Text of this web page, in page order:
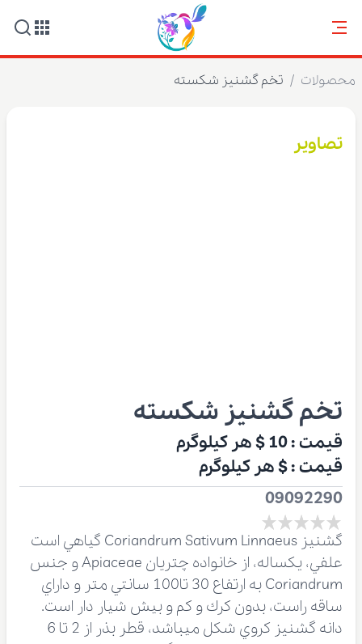
محصولات / تخم گشنیز شکسته
تصاویر
تخم گشنیز شکسته
قیمت :
هر کیلوگرم
قیمت :$هر کیلوگرم
09092290
گشنيز Coriandrum Sativum Linnaeus گياهي است
علفي، يكساله، از خانواده چتريان Apiaceae و جنس
Coriandrum به ارتفاع 30 تا100 سانتي متر و داراي
ساقه راست، بدون كرك و كم و بيش شيار دار است.
دانه گشنیز كروي شكل ميباشد، قطر بذر از 2 تا 6